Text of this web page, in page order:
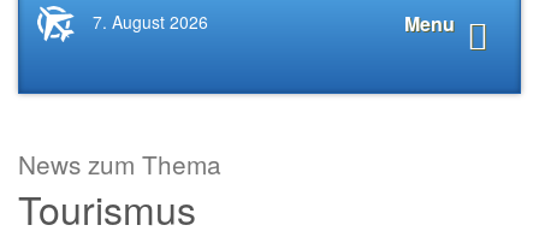
Startseite
News.Tourismus.com
Menu
7. August 2026
News zum Thema
Tourismus